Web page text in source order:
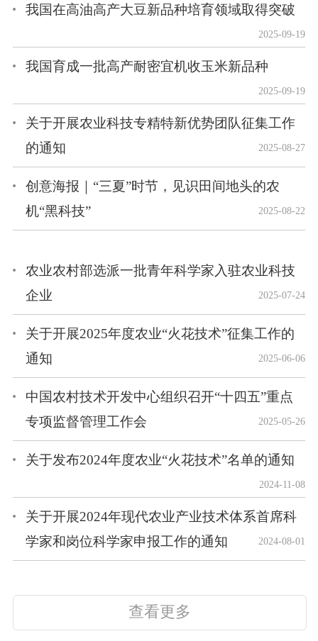
我国在高油高产大豆新品种培育领域取得突破
2025-09-19
我国育成一批高产耐密宜机收玉米新品种
2025-09-19
关于开展农业科技专精特新优势团队征集工作
的通知
2025-08-27
创意海报｜“三夏”时节，见识田间地头的农
机“黑科技”
2025-08-22
农业农村部选派一批青年科学家入驻农业科技
企业
2025-07-24
关于开展2025年度农业“火花技术”征集工作的
通知
2025-06-06
中国农村技术开发中心组织召开“十四五”重点
专项监督管理工作会
2025-05-26
关于发布2024年度农业“火花技术”名单的通知
2024-11-08
关于开展2024年现代农业产业技术体系首席科
学家和岗位科学家申报工作的通知
2024-08-01
查看更多